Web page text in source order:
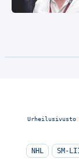
Urheilusivusto
NHL SM-